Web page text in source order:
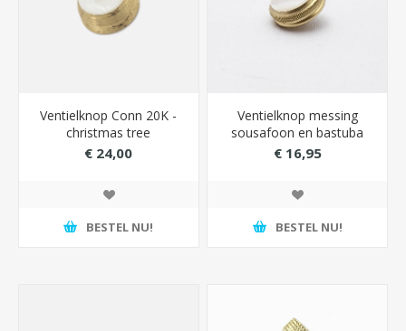
Ventielknop Conn 20K -
christmas tree
€ 24,00
BESTEL NU!
Ventielknop messing
sousafoon en bastuba
Conn
€ 16,95
BESTEL NU!